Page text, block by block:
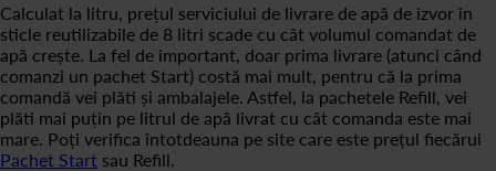
Calculat la litru, prețul serviciului de livrare de apă de izvor în
sticle reutilizabile de 8 litri scade cu cât volumul comandat de
apă crește. La fel de important, doar prima livrare (atunci când
comanzi un pachet Start) costă mai mult, pentru că la prima
comandă vei plăti și ambalajele. Astfel, la pachetele Refill, vei
plăti mai puțin pe litrul de apă livrat cu cât comanda este mai
mare. Poți verifica întotdeauna pe site care este prețul fiecărui
Pachet Start sau Refill.